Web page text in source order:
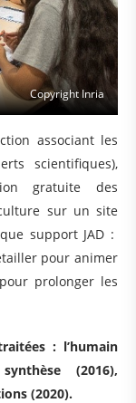
Copyright Inria
associant les
scientifiques),
gratuite des
sur un site
support JAD :
pour animer
prolonger les
: l’humain
(2016),
(2020).